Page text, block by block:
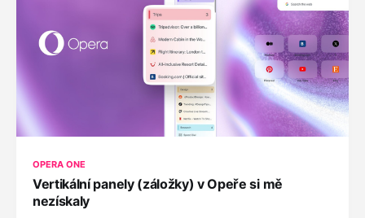
OPERA ONE
Vertikální panely (záložky) v Opeře si mě
nezískaly